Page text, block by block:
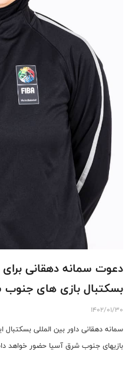
دعوت سمانه دهقانی
بسکتبال بازی های
1402/01/30
سمانه دهقانی داور بین المللی
بازیهای جنوب شرق آسیا حضور خواهد